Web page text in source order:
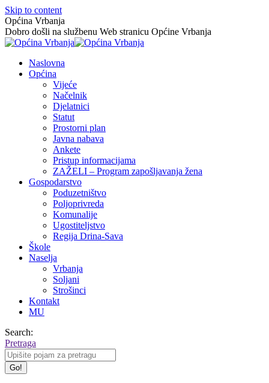
Skip to content
Općina Vrbanja
Dobro došli na službenu Web stranicu Općine Vrbanja
Naslovna
Općina
Vijeće
Načelnik
Djelatnici
Statut
Prostorni plan
Javna nabava
Ankete
Pristup informacijama
ZAŽELI – Program zapošljavanja žena
Gospodarstvo
Poduzetništvo
Poljoprivreda
Komunalije
Ugostiteljstvo
Regija Drina-Sava
Škole
Naselja
Vrbanja
Soljani
Strošinci
Kontakt
MU
Search:
Pretraga